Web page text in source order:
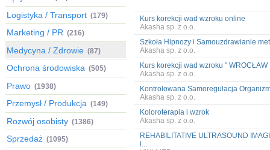
Logistyka / Transport (179)
Marketing / PR (216)
Medycyna / Zdrowie (87)
Ochrona środowiska (505)
Prawo (1938)
Przemysł / Produkcja (149)
Rozwój osobisty (1386)
Sprzedaż (1095)
Kurs korekcji wad wzroku online
Akasha sp. z o.o.
Szkoła Hipnozy i Samouzdrawianie
Akasha sp. z o.o.
Kurs korekcji wad wzroku " WROCŁAW
Akasha sp. z o.o.
Kontrolowana Samoregulacja
Akasha sp. z o.o.
Koloroterapia i wzrok
Akasha sp. z o.o.
REHABILITATIVE ULTRASOUND
i...